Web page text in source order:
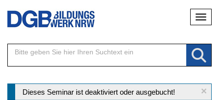
Direkt
Inhalt
×
Statusmeldung
Dieses Seminar ist deaktiviert oder ausgebucht!